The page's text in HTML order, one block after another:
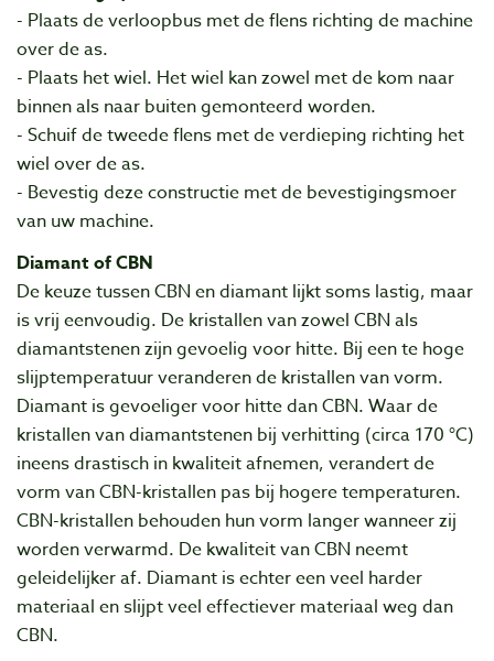
- Plaats de verloopbus met de flens richting de machine
over de as.
- Plaats het wiel. Het wiel kan zowel met de kom naar
binnen als naar buiten gemonteerd worden.
- Schuif de tweede flens met de verdieping richting het
wiel over de as.
- Bevestig deze constructie met de bevestigingsmoer
van uw machine.
Diamant of CBN
De keuze tussen CBN en diamant lijkt soms lastig, maar
is vrij eenvoudig. De kristallen van zowel CBN als
diamantstenen zijn gevoelig voor hitte. Bij een te hoge
slijptemperatuur veranderen de kristallen van vorm.
Diamant is gevoeliger voor hitte dan CBN. Waar de
kristallen van diamantstenen bij verhitting (circa 170 °C)
ineens drastisch in kwaliteit afnemen, verandert de
vorm van CBN-kristallen pas bij hogere temperaturen.
CBN-kristallen behouden hun vorm langer wanneer zij
worden verwarmd. De kwaliteit van CBN neemt
geleidelijker af. Diamant is echter een veel harder
materiaal en slijpt veel effectiever materiaal weg dan
CBN.